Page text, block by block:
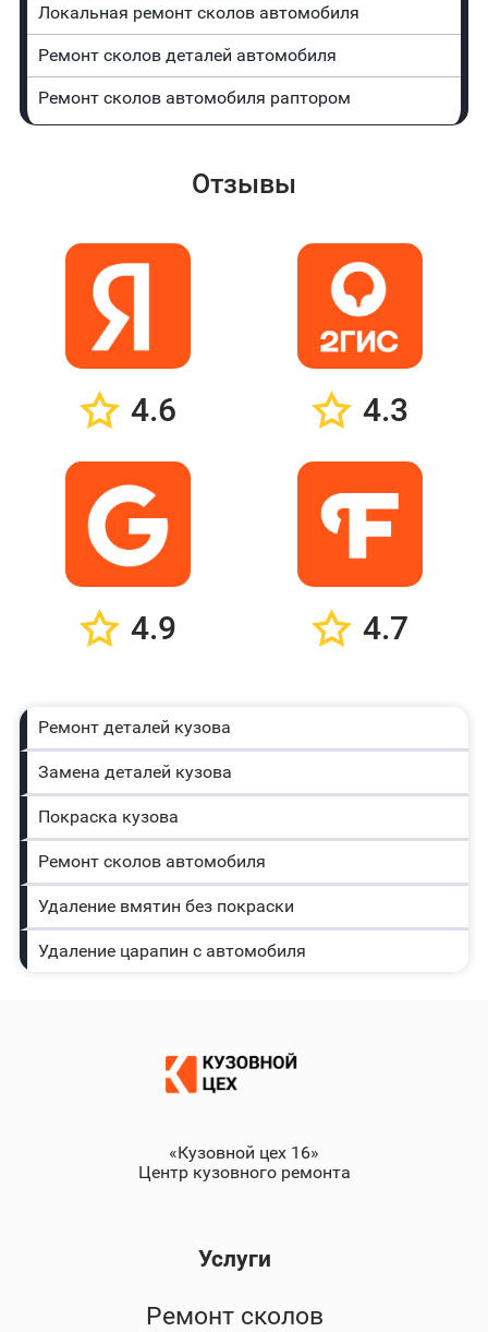
Локальная ремонт сколов автомобиля
Ремонт сколов деталей автомобиля
Ремонт сколов автомобиля раптором
Отзывы
4.6 4.3
4.9 4.7
Ремонт деталей кузова
Замена деталей кузова
Покраска кузова
Ремонт сколов автомобиля
Удаление вмятин без покраски
Удаление царапин с автомобиля
«Кузовной цех 16»
Центр кузовного ремонта
Услуги
Ремонт сколов